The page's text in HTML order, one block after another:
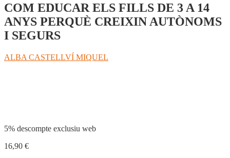
COM EDUCAR ELS FILLS DE 3 A 14
ANYS PERQUÈ CREIXIN AUTÒNOMS
I SEGURS
ALBA CASTELLVÍ MIQUEL
5% descompte exclusiu web
16,90 €